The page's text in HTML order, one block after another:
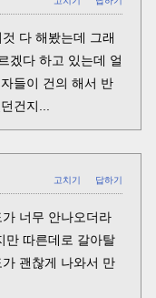
다 해봤는데 그래
겠다 하고 있는데 얼
들이 건의 해서 반
건지...
고치기 답하기
너무 안나오더라
만 따른데로 갈아탈
괜찮게 나와서 만